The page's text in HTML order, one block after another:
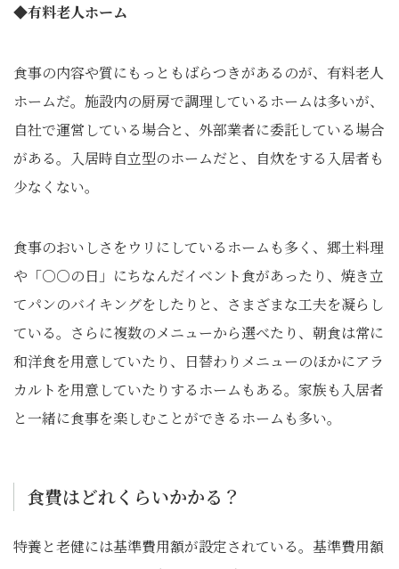
◆有料老人ホーム
食事の内容や質にもっともばらつきがあるのが、有料老人
ホームだ。施設内の厨房で調理しているホームは多いが、
自社で運営している場合と、外部業者に委託している場合
がある。入居時自立型のホームだと、自炊をする入居者も
少なくない。
食事のおいしさをウリにしているホームも多く、郷土料理
や「○○の日」にちなんだイベント食があったり、焼き立
てパンのバイキングをしたりと、さまざまな工夫を凝らし
ている。さらに複数のメニューから選べたり、朝食は常に
和洋食を用意していたり、日替わりメニューのほかにアラ
カルトを用意していたりするホームもある。家族も入居者
と一緒に食事を楽しむことができるホームも多い。
食費はどれくらいかかる？
特養と老健には基準費用額が設定されている。基準費用額